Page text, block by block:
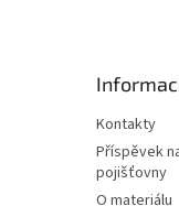
Kontakty
Příspěvek
pojišťovny
O materiálu